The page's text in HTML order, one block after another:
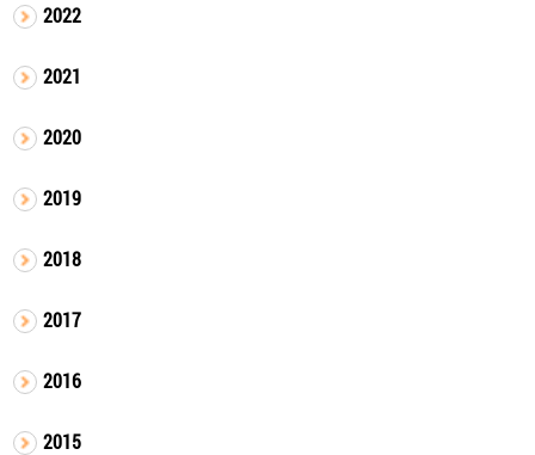
2022
2021
2020
2019
2018
2017
2016
2015